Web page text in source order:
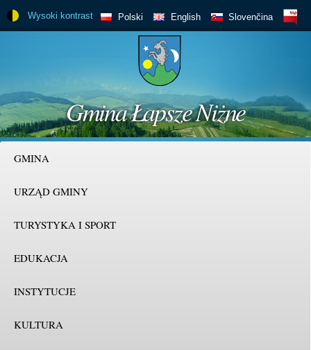
na
hlavný
BIP
Polski English Slovenčina
Wysoki kontrast
Gmina Łapsze Niżne
GMINA
URZĄD GMINY
TURYSTYKA I SPORT
EDUKACJA
INSTYTUCJE
KULTURA